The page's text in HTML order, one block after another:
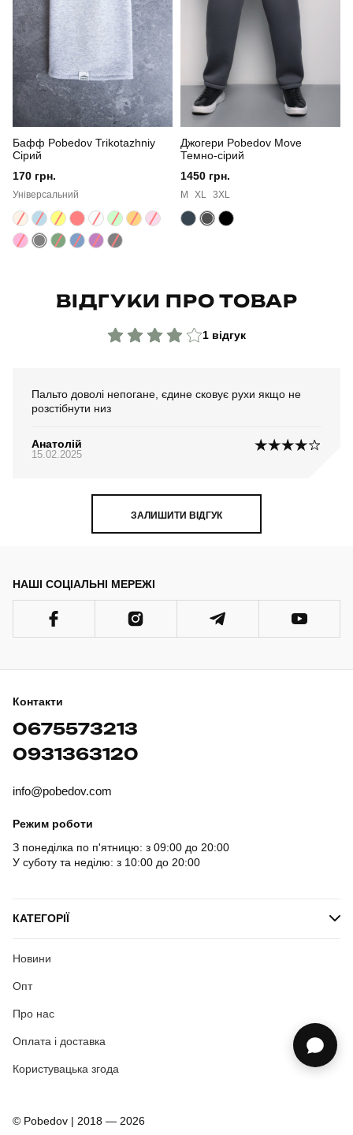
Стать чоловічий
Стиль повсякденний
Сезон
Колір
Матеріал
Склад тканини
Бафф Pobedov Trikotazhniy
Сірий
170 грн.
Універсальний
Джогери Pobedov Move
Темно-сірий
1450 грн.
M XL 3XL
ВІДГУКИ ПРО ТОВАР
1 відгук
Пальто доволі непогане, єдине сковує рухи якщо не
розстібнути низ
Анатолій
15.02.2025
ЗАЛИШИТИ ВІДГУК
НАШІ СОЦІАЛЬНІ МЕРЕЖІ
Контакти
0675573213
0931363120
info@pobedov.com
Режим роботи
З понеділка по п'ятницю: з 09:00 до 20:00
У суботу та неділю: з 10:00 до 20:00
КАТЕГОРІЇ
Новини
Опт
Про нас
Оплата і доставка
Користувацька згода
© Pobedov | 2018 — 2026